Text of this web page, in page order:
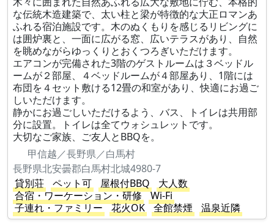
な伝統木造建築で、太い柱と梁が特徴的な大正ロマンあ
ふれる宿泊施設です。木のぬくもりを感じるリビングに
は囲炉裏と、一面に広がる窓、広いテラスがあり、自然
を眺めながらゆっくりとおくつろぎいただけます。
エアコンが完備された3階のゲストルームは３ベッドル
ームが２部屋、４ベッドルームが４部屋あり、1階には
布団を４セット敷ける12畳の和室があり、快適にお過ご
しいただけます。
静かにお過ごしいただけるよう、バス、トイレは共用部
分に設置。トイレは全てウォシュレットです。
大切なご家族、ご友人とBBQを。
甲信越／長野県／白馬村
長野県北安曇郡白馬村北城4980-7
貸別荘
ペット可 屋根付BBQ
大人数
合宿・ワーケーション・研修
Wi-Fi
子連れ・ファミリー
花火OK 全館禁煙 温泉近隣